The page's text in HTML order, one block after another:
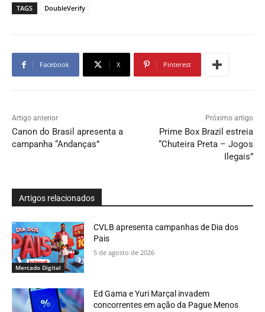
TAGS DoubleVerify
Facebook X Pinterest
Artigo anterior
Canon do Brasil apresenta a
campanha “Andanças”
Próximo artigo
Prime Box Brazil estreia
“Chuteira Preta – Jogos
Ilegais”
Artigos relacionados
Mercado Digital
CVLB apresenta campanhas de Dia dos
Pais
5 de agosto de 2026
Ed Gama e Yuri Marçal invadem
concorrentes em ação da Pague Menos